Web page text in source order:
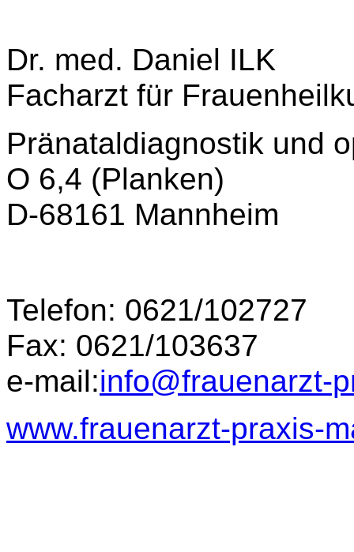
Dr. med. Daniel ILK
Facharzt für
Pränataldiagnostik und
O 6,4 (Planken)
D-68161 Mannheim
Telefon: 0621/102727
Fax: 0621/103637
e-mail:info@frauenarzt-
www.frauenarzt-praxis-